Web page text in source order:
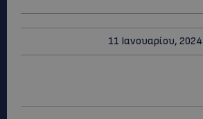
11 Ιανουαρίου, 2024